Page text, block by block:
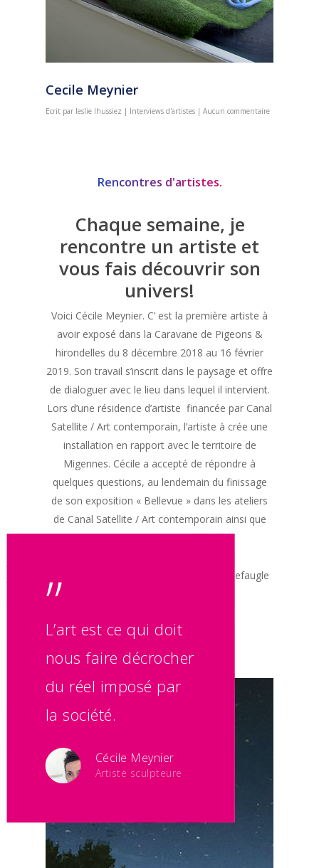
Cecile Meynier
Ecrit par leslie lhussiez | Interviews d'artistes | Aucun commentaire
Rencontres d'artistes.
Chaque semaine, je
rencontre un artiste et
vous fais découvrir son
univers!
Voici Cécile Meynier. C’ est la première artiste à
avoir exposé dans la Caravane de Pigeons &
hirondelles du 8 décembre 2018 au 16 février
2019. Son travail s’inscrit dans le paysage et offre
de dialoguer avec le lieu dans lequel il intervient.
Lors d’une résidence d’artiste financée par Canal
Satellite / Art contemporain, l’artiste à crée une
installation en rapport avec le territoire de
Migennes. Cécile a accepté de répondre à
quelques questions, au lendemain du finissage
de son exposition « Bellevue » dans les ateliers
de Canal Satellite / Art contemporain ainsi que
dans la Caravane…
Crédits photographiques : ©NicolasWaltefaugle
”
L’art est ce qui doit
nous faire décrocher
du réel imposé par
la société.
Cécile Meynier
Artiste sculpteure